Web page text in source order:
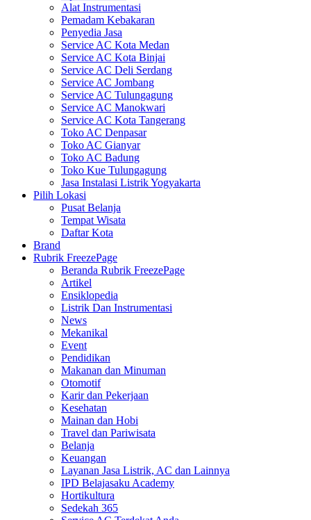
Alat Instrumentasi
Pemadam Kebakaran
Penyedia Jasa
Service AC Kota Medan
Service AC Kota Binjai
Service AC Deli Serdang
Service AC Jombang
Service AC Tulungagung
Service AC Manokwari
Service AC Kota Tangerang
Toko AC Denpasar
Toko AC Gianyar
Toko AC Badung
Toko Kue Tulungagung
Jasa Instalasi Listrik Yogyakarta
Pilih Lokasi
Pusat Belanja
Tempat Wisata
Daftar Kota
Brand
Rubrik FreezePage
Beranda Rubrik FreezePage
Artikel
Ensiklopedia
Listrik Dan Instrumentasi
News
Mekanikal
Event
Pendidikan
Makanan dan Minuman
Otomotif
Karir dan Pekerjaan
Kesehatan
Mainan dan Hobi
Travel dan Pariwisata
Belanja
Keuangan
Layanan Jasa Listrik, AC dan Lainnya
IPD Belajasaku Academy
Hortikultura
Sedekah 365